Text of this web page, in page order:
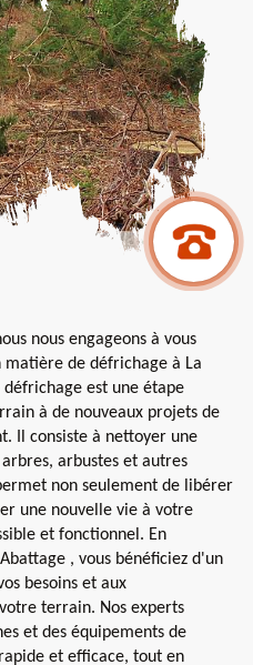
nous engageons à vous
de défrichage à La
défrichage est une étape
à de nouveaux projets de
Il consiste à nettoyer une
arbustes et autres
non seulement de libérer
une nouvelle vie à votre
et fonctionnel. En
, vous bénéficiez d'un
besoins et aux
terrain. Nos experts
et des équipements de
et efficace, tout en